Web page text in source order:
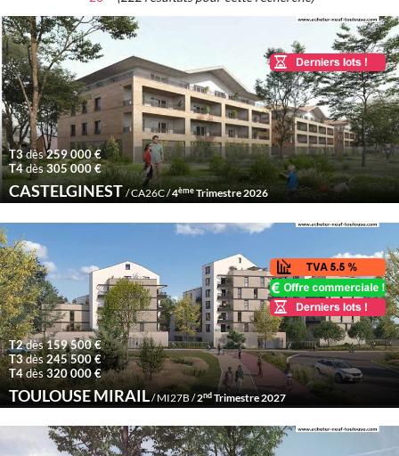
T3dès259 000 €
T4dès305 000 €
CASTELGINEST/ CA26C /4èmeTrimestre 2026
T2dès159 500 €
T3dès245 500 €
T4dès320 000 €
TOULOUSE MIRAIL/ MI27B /2ndTrimestre 2027